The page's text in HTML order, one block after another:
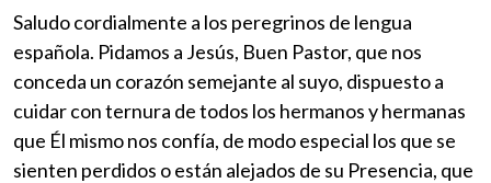
Saludo cordialmente a los peregrinos de lengua
española. Pidamos a Jesús, Buen Pastor, que nos
conceda un corazón semejante al suyo, dispuesto a
cuidar con ternura de todos los hermanos y hermanas
que Él mismo nos confía, de modo especial los que se
sienten perdidos o están alejados de su Presencia, que